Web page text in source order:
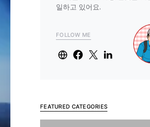
일하고 있어요.
FOLLOW ME
FEATURED CATEGORIES